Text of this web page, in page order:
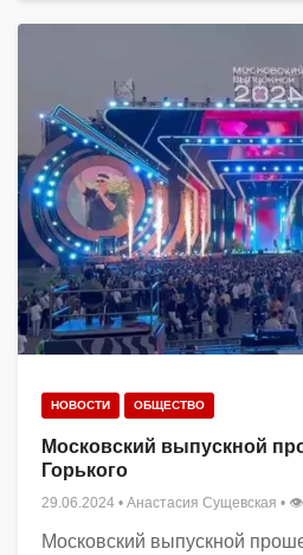
НОВОСТИ ОБЩЕСТВО
Московский выпускной
Горького
29.06.2024 • Анастасия Сущевская •
Московский выпускной